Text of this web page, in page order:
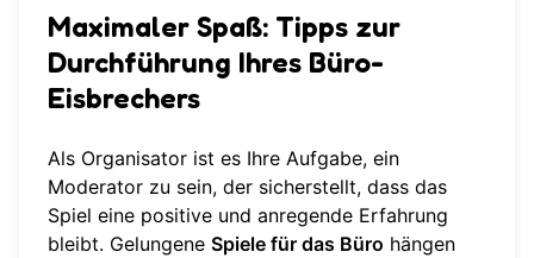
Maximaler Spaß: Tipps zur
Durchführung Ihres Büro-
Eisbrechers
Als Organisator ist es Ihre Aufgabe, ein
Moderator zu sein, der sicherstellt, dass das
Spiel eine positive und anregende Erfahrung
bleibt. Gelungene Spiele für das Büro hängen